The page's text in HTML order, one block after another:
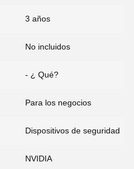
3 años
No incluidos
- ¿ Qué?
Para los negocios
Dispositivos de seguridad
NVIDIA